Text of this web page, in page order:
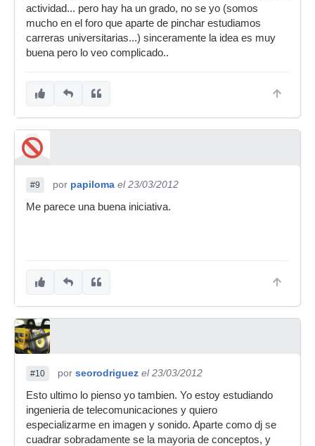
actividad... pero hay ha un grado, no se yo (somos
mucho en el foro que aparte de pinchar estudiamos
carreras universitarias...) sinceramente la idea es muy
buena pero lo veo complicado..
#9 por papiloma el 23/03/2012
Me parece una buena iniciativa.
#10 por seorodriguez el 23/03/2012
Esto ultimo lo pienso yo tambien. Yo estoy estudiando
ingenieria de telecomunicaciones y quiero
especializarme en imagen y sonido. Aparte como dj se
cuadrar sobradamente se la mayoria de conceptos, y